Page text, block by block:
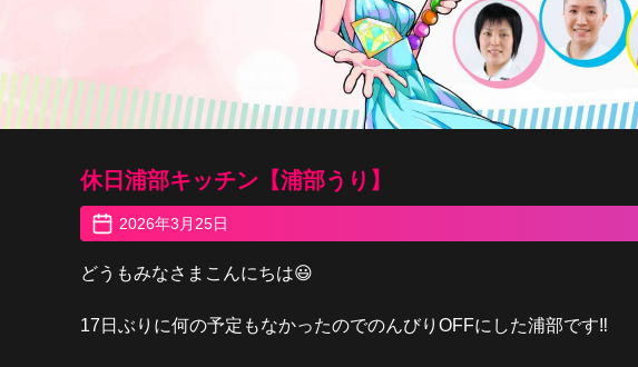
休日浦部キッチン【浦部うり】
2026年3月25日
どうもみなさまこんにちは😃
17日ぶりに何の予定もなかったのでのんびりOFFにした浦部です‼️